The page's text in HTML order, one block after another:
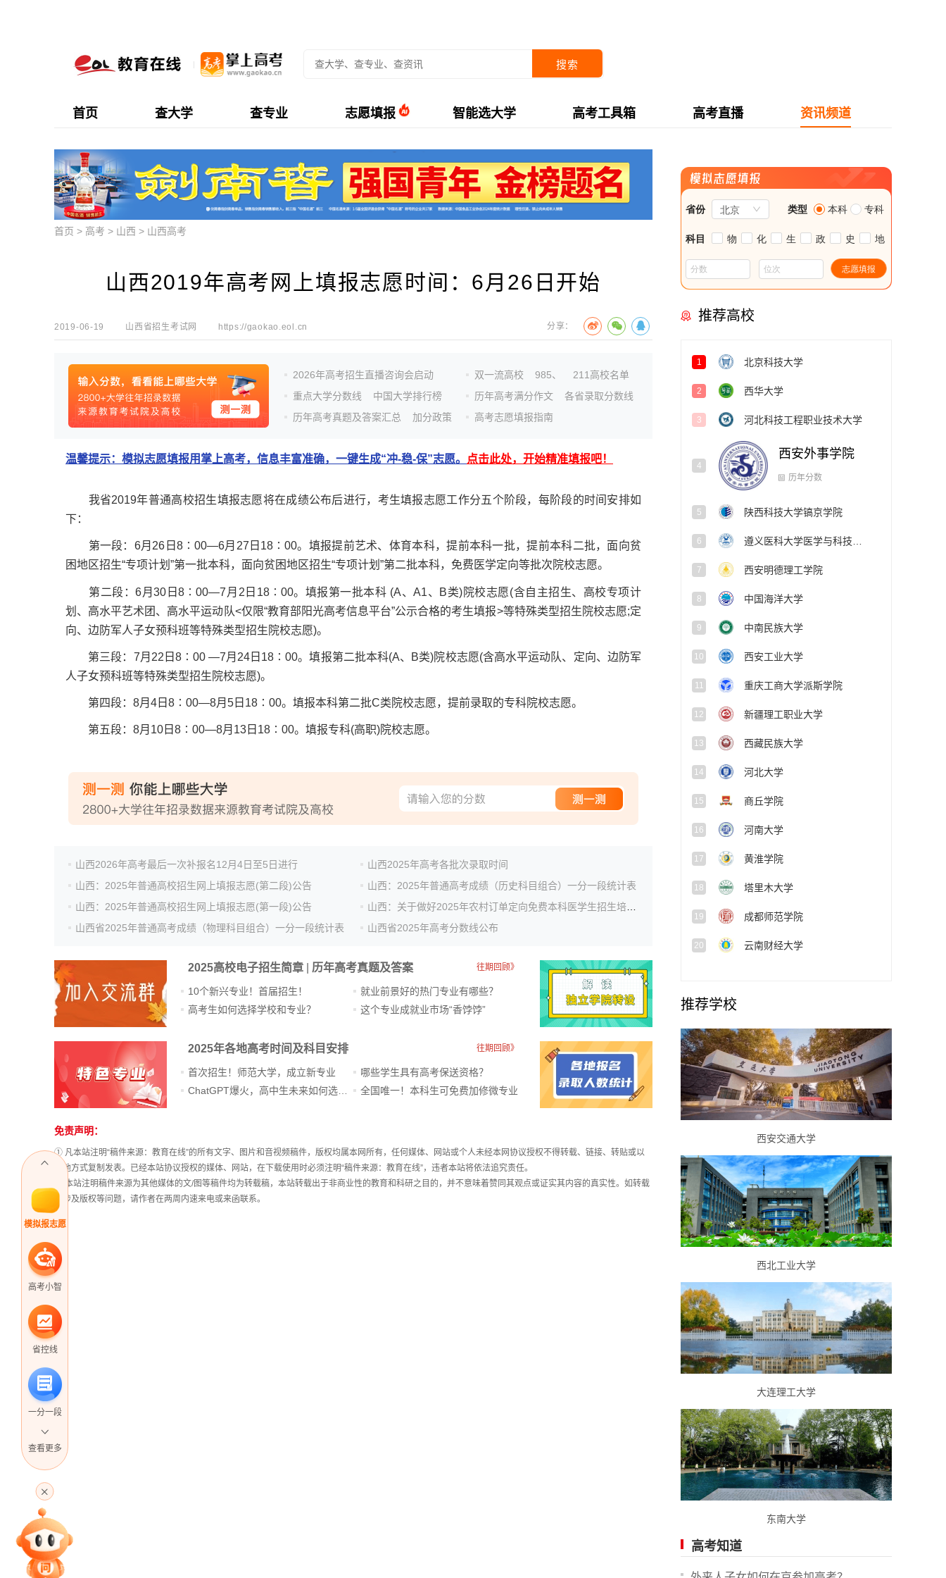
搜索
首页 查大学 查专业 志愿填报 智能选大学 高考工具箱 高考直播 资讯频道
模拟报志愿
高考小智
省控线
一分一段
专家指导课
查看更多
首页 > 高考 > 山西 > 山西高考
山西2019年高考网上填报志愿时间：6月26日开始
2019-06-19 山西省招生考试网 https://gaokao.eol.cn 分享：
2026年高考招生直播咨询会启动
重点大学分数线
中国大学排行榜
历年高考真题及答案汇总
加分政策
双一流高校 985、
211高校名单
历年高考满分作文
各省录取分数线
高考志愿填报指南
温馨提示：模拟志愿填报用掌上高考，信息丰富准确，一键生成“冲-稳-保”志愿。 点击此处，开始精准填报吧！
我省2019年普通高校招生填报志愿将在成绩公布后进行，考生填报志愿工作分五个阶段，每阶段的时间安排如
下：
第一段：6月26日8∶00—6月27日18∶00。填报提前艺术、体育本科，提前本科一批，提前本科二批，面向贫
困地区招生“专项计划”第一批本科，面向贫困地区招生“专项计划”第二批本科，免费医学定向等批次院校志愿。
第二段：6月30日8∶00—7月2日18∶00。填报第一批本科 (A、A1、B类)院校志愿(含自主招生、高校专项计
划、高水平艺术团、高水平运动队<仅限“教育部阳光高考信息平台”公示合格的考生填报>等特殊类型招生院校志愿;定
向、边防军人子女预科班等特殊类型招生院校志愿)。
第三段：7月22日8∶00 —7月24日18∶00。填报第二批本科(A、B类)院校志愿(含高水平运动队、定向、边防军
人子女预科班等特殊类型招生院校志愿)。
第四段：8月4日8∶00—8月5日18∶00。填报本科第二批C类院校志愿，提前录取的专科院校志愿。
第五段：8月10日8∶00—8月13日18∶00。填报专科(高职)院校志愿。
山西2026年高考最后一次补报名12月4日至5日进行
山西2025年高考各批次录取时间
山西：2025年普通高校招生网上填报志愿(第二段)公告
山西：2025年普通高考成绩（历史科目组合）一分一段统计表
山西：2025年普通高校招生网上填报志愿(第一段)公告
山西：关于做好2025年农村订单定向免费本科医学生招生培养工作有关事项的通知
山西省2025年普通高考成绩（物理科目组合）一分一段统计表
山西省2025年高考分数线公布
2025高校电子招生简章 历年高考真题及答案 往期回顾》
10个新兴专业！首届招生！
高考生如何选择学校和专业？
就业前景好的热门专业有哪些？
这个专业成就业市场“香饽饽”​
2025年各地高考时间及科目安排 往期回顾》
首次招生！师范大学，成立新专业
ChatGPT爆火，高中生未来如何选专业？
哪些学生具有高考保送资格？
全国唯一！本科生可免费加修微专业
站
长
统
免责声明：
① 凡本站注明“稿件来源：教育在线”的所有文字、图片和音视频稿件，版权均属本网所有，任何媒体、网站或个人未经本网协议授权不得转载、链接、转贴或以
其他方式复制发表。已经本站协议授权的媒体、网站，在下载使用时必须注明“稿件来源：教育在线”，违者本站将依法追究责任。
② 本站注明稿件来源为其他媒体的文/图等稿件均为转载稿，本站转载出于非商业性的教育和科研之目的，并不意味着赞同其观点或证实其内容的真实性。如转载
稿涉及版权等问题，请作者在两周内速来电或来函联系。
推荐高校
1 北京科技大学
2 西华大学
3 河北科技工程职业技术大学
4
西安外事学院
历年分数
5 陕西科技大学镐京学院
6
7 西安明德理工学院
8 中国海洋大学
9 中南民族大学
10 西安工业大学
11 重庆工商大学派斯学院
12 新疆理工职业大学
13 西藏民族大学
14 河北大学
15 商丘学院
16 河南大学
17 黄淮学院
18 塔里木大学
19 成都师范学院
20 云南财经大学
推荐学校
西安交通大学
西北工业大学
大连理工大学
东南大学
高考知道